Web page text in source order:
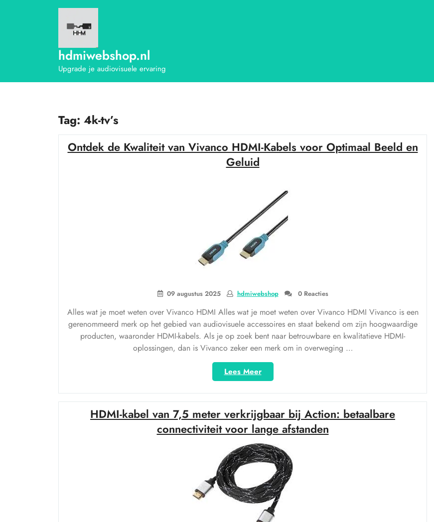
hdmiwebshop.nl
Upgrade je audiovisuele ervaring
Tag: 4k-tv’s
Ontdek de Kwaliteit van Vivanco HDMI-Kabels voor Optimaal Beeld en
Geluid
09 augustus 2025 hdmiwebshop 0 Reacties
Alles wat je moet weten over Vivanco HDMI Alles wat je moet weten over Vivanco HDMI Vivanco is een
gerenommeerd merk op het gebied van audiovisuele accessoires en staat bekend om zijn hoogwaardige
producten, waaronder HDMI-kabels. Als je op zoek bent naar betrouwbare en kwalitatieve HDMI-
oplossingen, dan is Vivanco zeker een merk om in overweging …
Lees Meer“Ontdek
de
Kwaliteit
van
Vivanco
HDMI-
Kabels
voor
Optimaal
Beeld
en
Geluid”
HDMI-kabel van 7,5 meter verkrijgbaar bij Action: betaalbare
connectiviteit voor lange afstanden